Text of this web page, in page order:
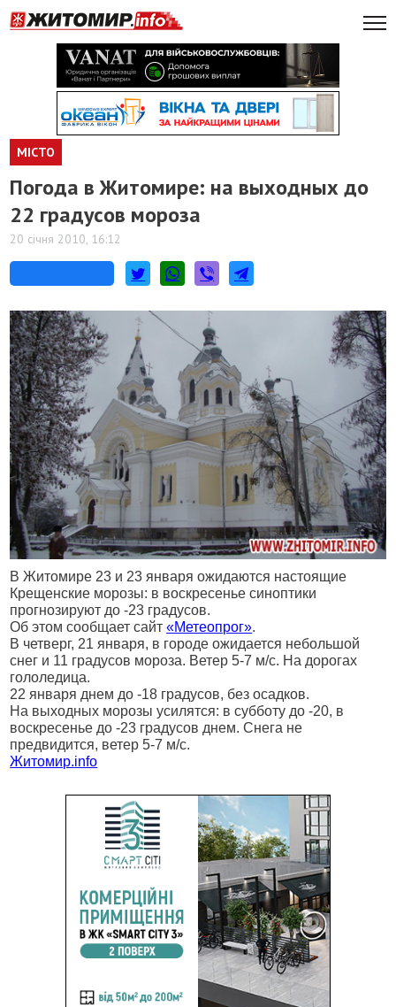
МІСТО
Погода в Житомире: на выходных до
22 градусов мороза
20 січня 2010, 16:12
В Житомире 23 и 23 января ожидаются настоящие
Крещенские морозы: в воскресенье синоптики
прогнозируют до -23 градусов.
Об этом сообщает сайт«Метеопрог».
В четверг, 21 января, в городе ожидается небольшой
снег и 11 градусов мороза. Ветер 5-7 м/с. На дорогах
гололедица.
22 января днем до -18 градусов, без осадков.
На выходных морозы усилятся: в субботу до -20, в
воскресенье до -23 градусов днем. Снега не
предвидится, ветер 5-7 м/с.
Житомир.info